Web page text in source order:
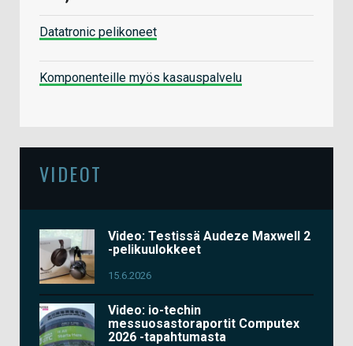
Datatronic pelikoneet
Komponenteille myös kasauspalvelu
VIDEOT
Video: Testissä Audeze Maxwell 2
-pelikuulokkeet
15.6.2026
Video: io-techin
messuosastoraportit Computex
2026 -tapahtumasta